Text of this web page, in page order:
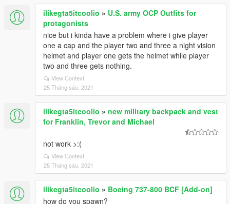
ilikegta5itcoolio » U.S. army OCP Outfits for
protagonists
nice but i kinda have a problem where i give player
one a cap and the player two and three a night vision
helmet and player one gets the helmet while player
two and three gets nothing.
View Context
25 Tháng sáu, 2021
ilikegta5itcoolio » new military backpack and vest
for Franklin, Trevor and Michael
not work >:(
View Context
25 Tháng sáu, 2021
ilikegta5itcoolio » Boeing 737-800 BCF [Add-on]
how do you spawn?